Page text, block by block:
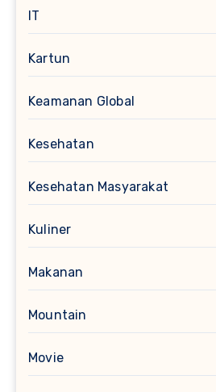
IT
Kartun
Keamanan Global
Kesehatan
Kesehatan Masyarakat
Kuliner
Makanan
Mountain
Movie